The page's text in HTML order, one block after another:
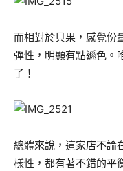
而相對於貝果，感覺份
彈性，明顯有點遜色。
了！
總體來說，這家店不論
樣性，都有著不錯的平